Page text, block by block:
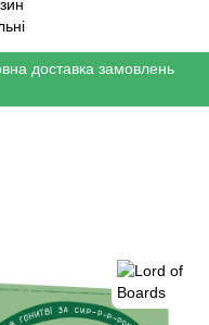
доставка замовлень